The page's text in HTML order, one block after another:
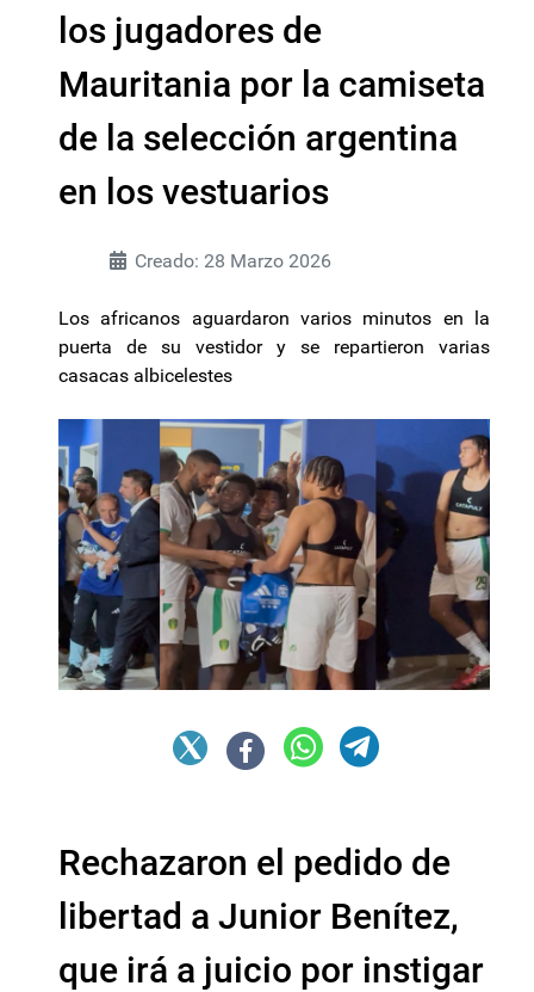
los jugadores de
Mauritania por la camiseta
de la selección argentina
en los vestuarios
Creado: 28 Marzo 2026
Los africanos aguardaron varios minutos en la
puerta de su vestidor y se repartieron varias
casacas albicelestes
Rechazaron el pedido de
libertad a Junior Benítez,
que irá a juicio por instigar